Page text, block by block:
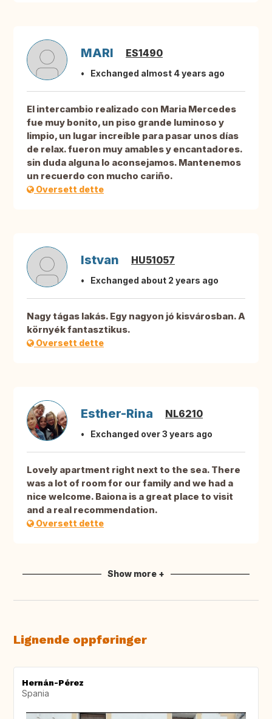
MARI ES1490
Exchanged almost 4 years ago
El intercambio realizado con Maria Mercedes
fue muy bonito, un piso grande luminoso y
limpio, un lugar increíble para pasar unos días
de relax. fueron muy amables y encantadores.
sin duda alguna lo aconsejamos. Mantenemos
un recuerdo con mucho cariño.
Oversett dette
Istvan HU51057
Exchanged about 2 years ago
Nagy tágas lakás. Egy nagyon jó kisvárosban. A
környék fantasztikus.
Oversett dette
Esther-Rina NL6210
Exchanged over 3 years ago
Lovely apartment right next to the sea. There
was a lot of room for our family and we had a
nice welcome. Baiona is a great place to visit
and a real recommendation.
Oversett dette
Show more +
Lignende oppføringer
Hernán-Pérez
Spania